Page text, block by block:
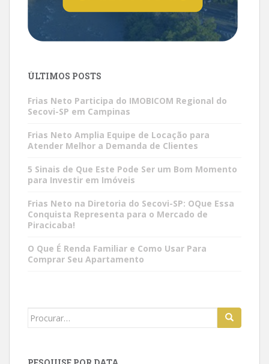
ÚLTIMOS POSTS
Frias Neto Participa do IMOBICOM Regional do
Secovi-SP em Campinas
Frias Neto Amplia Equipe de Locação para
Atender Melhor a Demanda de Clientes
5 Sinais de Que Este Pode Ser um Bom Momento
para Investir em Imóveis
Frias Neto na Diretoria do Secovi-SP: OQue Essa
Conquista Representa para o Mercado de
Piracicaba!
O Que É Renda Familiar e Como Usar Para
Comprar Seu Apartamento
Search